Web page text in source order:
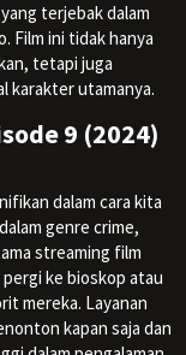
terjebak dalam
Film ini tidak hanya
tetapi juga
karakter utamanya.
9 (2024)
dalam cara kita
genre crime,
streaming film
ke bioskop atau
mereka. Layanan
kapan saja dan